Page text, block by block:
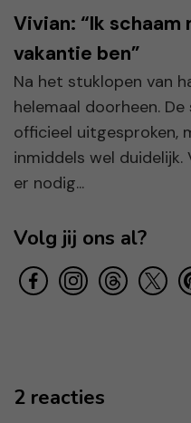
Vivian: “Ik schaam
vakantie ben”
Na het stuklopen van
helemaal doorheen.
officieel uitgesproken,
inmiddels wel
er nodig...
Volg jij ons al?
2 reacties